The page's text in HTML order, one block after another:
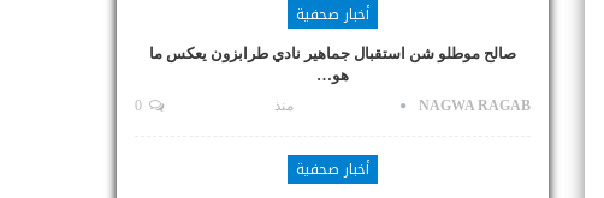
أخبار صحفية
صالح موطلو شن استقبال جماهير نادي طرابزون يعكس ما
هو…
NAGWA RAGAB منذ
أخبار صحفية